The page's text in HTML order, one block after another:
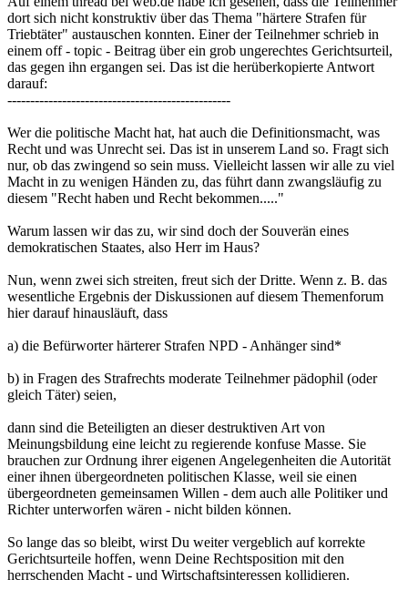
Wer die politische Macht hat, hat auch die Definitionsmacht, was
Recht und was Unrecht sei. Das ist in unserem Land so. Fragt sich
nur, ob das zwingend so sein muss. Vielleicht lassen wir alle zu viel
Macht in zu wenigen Händen zu, das führt dann zwangsläufig zu
diesem "Recht haben und Recht bekommen....."
Warum lassen wir das zu, wir sind doch der Souverän eines
Nun, wenn zwei sich streiten, freut sich der Dritte. Wenn z. B. das
wesentliche Ergebnis der Diskussionen auf diesem Themenforum
hier darauf hinausläuft, dass
b) in Fragen des Strafrechts moderate Teilnehmer pädophil (oder
dann sind die Beteiligten an dieser destruktiven Art von
Meinungsbildung eine leicht zu regierende konfuse Masse. Sie
einer ihnen übergeordneten politischen Klasse, weil sie einen
Richter unterworfen wären - nicht bilden können.
Gerichtsurteile hoffen, wenn Deine Rechtsposition mit den
herrschenden Macht - und Wirtschaftsinteressen kollidieren.
*Anm.: In Israel gab es bis 1954 die normale Todesstrafe im zivilen
Strafrecht, danach bis heute im Militärstrafrecht, an Eichmann